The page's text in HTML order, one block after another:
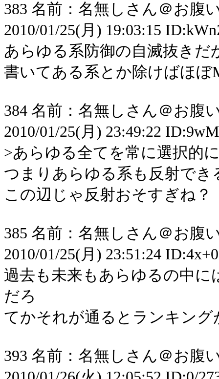
383 名前：名無しさん＠お腹
2010/01/25(月) 19:03:15
あらゆる系防御の自滅抜きだ
書いてある系とか除けばほぼ
384 名前：名無しさん＠お腹
2010/01/25(月) 23:49:22
>あらゆる全てを常に選択的
つまりあらゆる系も反射でき
この辺じゃ反射おそすぎね？
385 名前：名無しさん＠お腹
2010/01/25(月) 23:51:24
過去も未来もあらゆるの中
だろ
てかそれが通るとランキング
393 名前：名無しさん＠お腹